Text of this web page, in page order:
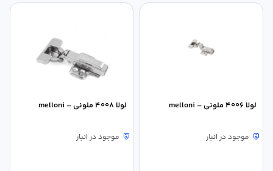
لولا 4006 ملونی – melloni
موجود در انبار
لولا 4008 ملونی – melloni
موجود در انبار